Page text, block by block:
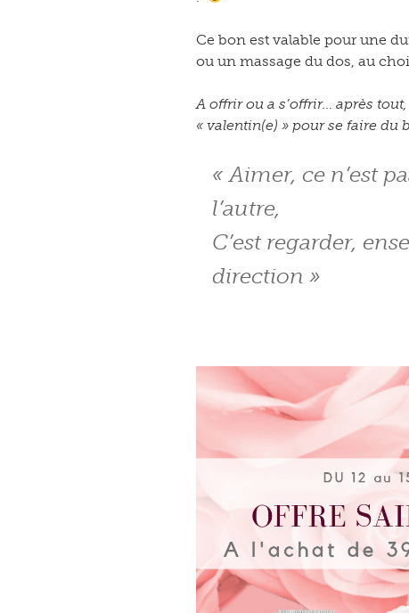
Ce bon est valable pour une
ou un massage du dos, au
A offrir ou a s’offrir… après
« valentin(e) » pour se faire du
« Aimer, ce n’est
l’autre,
C’est regarder,
direction »